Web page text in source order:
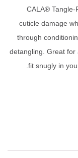
CALA®
cuticle damage
through
detangling. Great for
fit snugly in